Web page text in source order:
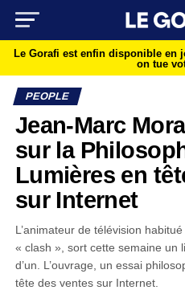
Le Gorafi est enfin disponible en
on tue
PEOPLE
Jean-Marc
sur la
Lumières en
sur Internet
L’animateur de télévision
« clash », sort cette semaine un
d’un. L’ouvrage, un essai
tête des ventes sur Internet.